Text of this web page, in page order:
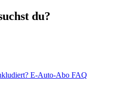
du?
E-Auto-Abo FAQ